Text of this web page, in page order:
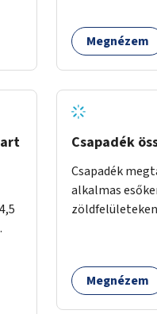
Megnézem
Csapadék
Csapadék
alkalmas
Megnézem